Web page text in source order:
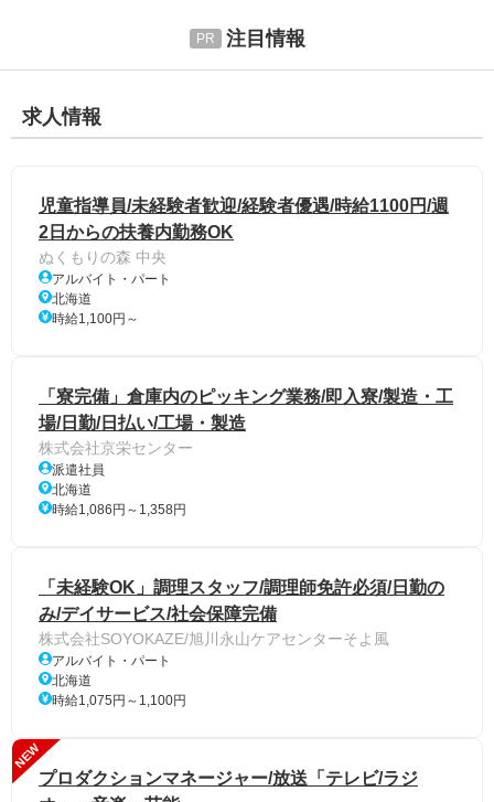
注目情報
求人情報
児童指導員/未経験者歓迎/経験者優遇/時給1100円/週
2日からの扶養内勤務OK
ぬくもりの森 中央
アルバイト・パート
北海道
時給1,100円～
「寮完備」倉庫内のピッキング業務/即入寮/製造・工
場/日勤/日払い/工場・製造
株式会社京栄センター
派遣社員
北海道
時給1,086円～1,358円
「未経験OK」調理スタッフ/調理師免許必須/日勤の
み/デイサービス/社会保障完備
株式会社SOYOKAZE/旭川永山ケアセンターそよ風
アルバイト・パート
北海道
時給1,075円～1,100円
NEW
プロダクションマネージャー/放送「テレビ/ラジ